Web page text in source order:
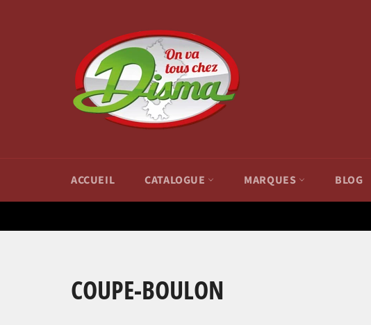
ACCUEIL CATALOGUE MARQUES BLOG
COUPE-BOULON